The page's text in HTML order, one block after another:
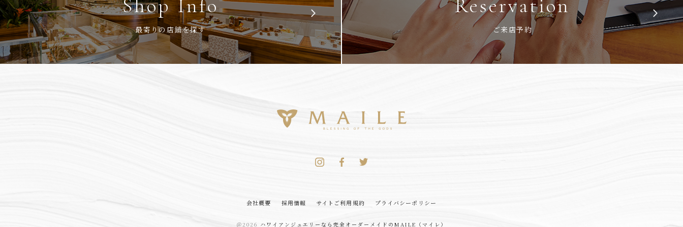
Shop Info
最寄りの店鋪を探す
Reservation
ご来店予約
会社概要 採用情報 サイトご利用規約 プライバシーポリシー
＠2026 ハワイアンジュエリーなら完全オーダーメイドのMAILE（マイレ）